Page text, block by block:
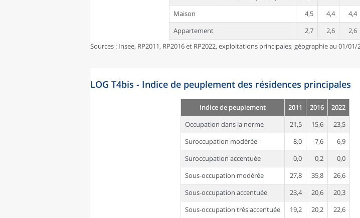
Maison
4,5 4,4
4,4
Appartement
2,7 2,6
2,6
Sources : Insee, RP2011, RP2016 et RP2022, exploitations principales, géographie au 01/01/
LOG T4bis - Indice de peuplement des résidences principales
Indice de peuplement 2011 2016
2022
Occupation dans la norme
21,5 15,6
23,5
Suroccupation modérée
8,0 7,6
6,9
Suroccupation accentuée
0,0 0,2
0,0
Sous-occupation modérée
27,8 35,8
26,6
Sous-occupation accentuée
23,4 20,6
20,3
Sous-occupation très accentuée
19,2 20,2
22,6